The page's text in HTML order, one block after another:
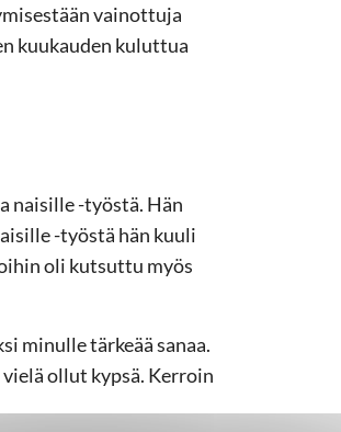
vainottuja
kuukauden kuluttua
naisille -työstä. Hän
-työstä hän kuuli
oli kutsuttu myös
minulle tärkeää sanaa.
ollut kypsä. Kerroin